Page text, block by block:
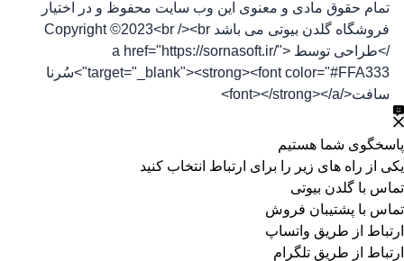
تمام حقوق مادی و معنوی این وب سایت محفوظ و در اختیار
فروشگاه گلدن بیوتی می باشد Copyright ©2023<br /><br
/>طراحی توسط <a href="https://sornasoft.ir/"
target="_blank"><strong><font color="#FFA333">سُرنا
سافت</font></strong></a>
پاسخگوی شما هستیم
یکی از راه های زیر را برای ارتباط انتخاب کنید
تماس با گلدن بیوتی
تماس با پشتیبان فروش
ارتباط از طریق واتساپ
ارتباط از طریق تلگرام